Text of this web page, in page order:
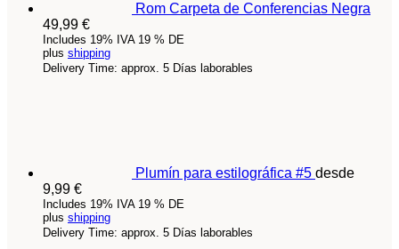
Rom Carpeta de Conferencias Negra
49,99 €
Includes 19% IVA 19 % DE
plus shipping
Delivery Time: approx. 5 Días laborables
Plumín para estilográfica #5 desde
9,99 €
Includes 19% IVA 19 % DE
plus shipping
Delivery Time: approx. 5 Días laborables